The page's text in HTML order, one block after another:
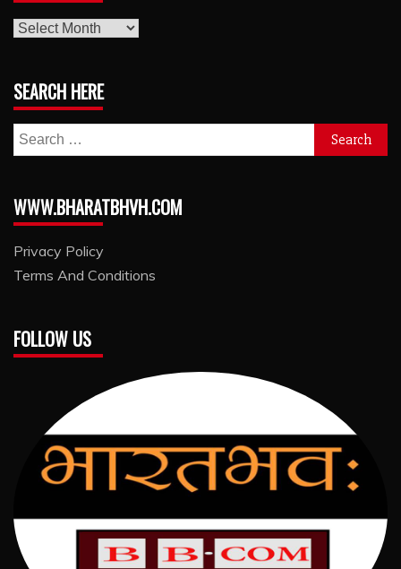
archives
SEARCH HERE
Search
for:
WWW.BHARATBHVH.COM
Privacy Policy
Terms And Conditions
FOLLOW US